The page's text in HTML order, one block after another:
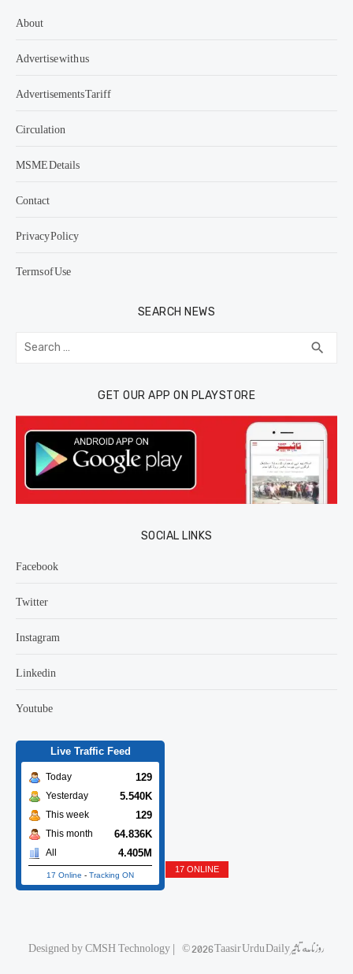
About
Advertise with us
Advertisements Tariff
Circulation
MSME Details
Contact
Privacy Policy
Terms of Use
SEARCH NEWS
Search
for: search
GET OUR APP ON PLAYSTORE
SOCIAL LINKS
Facebook
Twitter
Instagram
Linkedin
Youtube
Live Traffic Feed
Today 129
Yesterday 5.540K
This week 129
This month 64.836K
All 4.405M
17 Online - Tracking ON
17 ONLINE
Designed byCMSH Technology| © 2026 Taasir Urdu Daily روزنامه تاثیر